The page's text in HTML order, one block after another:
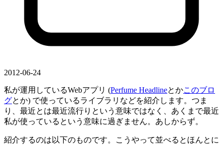
2012-06-24
私が運用しているWebアプリ (Perfume Headlineとかこのブロ
グとか) で使っているライブラリなどを紹介します。つま
り、最近とは最近流行りという意味ではなく、あくまで最近
私が使っているという意味に過ぎません。あしからず。
紹介するのは以下のものです。こうやって並べるとほんとに